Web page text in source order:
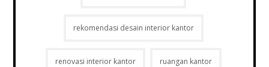
rekomendasi desain interior kantor
renovasi interior kantor ruangan kantor